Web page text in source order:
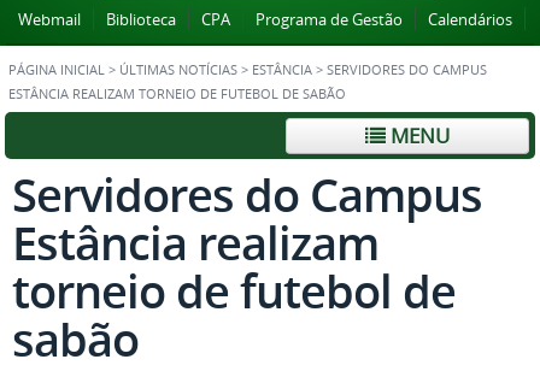
Webmail Biblioteca CPA Programa de Gestão Calendários
PÁGINA INICIAL > ÚLTIMAS NOTÍCIAS > ESTÂNCIA > SERVIDORES DO CAMPUS
ESTÂNCIA REALIZAM TORNEIO DE FUTEBOL DE SABÃO
MENU
Servidores do Campus
Estância realizam
torneio de futebol de
sabão